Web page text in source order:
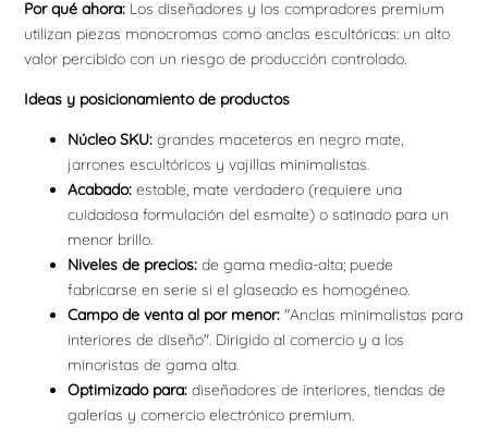
Por qué ahora: Los diseñadores y los compradores premium
utilizan piezas monocromas como anclas escultóricas: un alto
valor percibido con un riesgo de producción controlado.
Ideas y posicionamiento de productos
Núcleo SKU: grandes maceteros en negro mate,
jarrones escultóricos y vajillas minimalistas.
Acabado: estable, mate verdadero (requiere una
cuidadosa formulación del esmalte) o satinado para un
menor brillo.
Niveles de precios: de gama media-alta; puede
fabricarse en serie si el glaseado es homogéneo.
Campo de venta al por menor: "Anclas minimalistas para
interiores de diseño". Dirigido al comercio y a los
minoristas de gama alta.
Optimizado para:diseñadores de interiores, tiendas de
galerías y comercio electrónico premium.